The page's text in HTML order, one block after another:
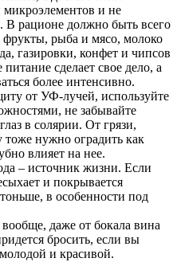
и не
В рационе должно быть всего
рыба и мясо, молоко
газировки, конфет и чипсов
сделает свое дело, а
более интенсивно.
от УФ-лучей, используйте
не забывайте
в солярии. От грязи,
тоже нужно оградить как
влияет на нее.
– источник жизни. Если
и покрывается
в особенности под
даже от бокала вина
бросить, если вы
и красивой.